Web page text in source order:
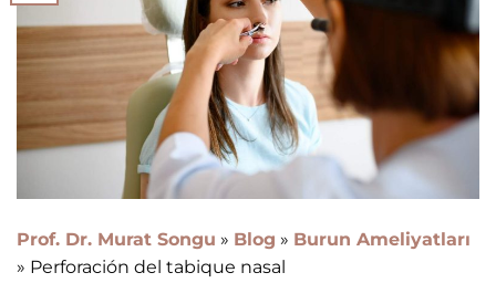
Prof. Dr. Murat Songu » Blog » Burun Ameliyatları
» Perforación del tabique nasal